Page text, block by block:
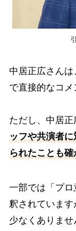
中居正広さん
で直接的なコメ
ただし、中居正
ッフや共演者
られたことも確
一部では「プ
釈されていま
少なくありませ